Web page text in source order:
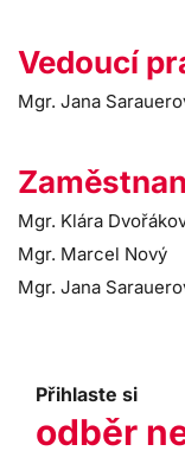
Vedoucí
Mgr. Jana
Mgr. Klára
Mgr. Marcel Nový
Mgr. Jana
Přihlaste si
odběr